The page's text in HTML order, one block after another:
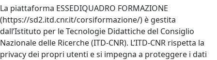
La piattaforma ESSEDIQUADRO FORMAZIONE
(https://sd2.itd.cnr.it/corsiformazione/) è gestita
dall’Istituto per le Tecnologie Didattiche del Consiglio
Nazionale delle Ricerche (ITD-CNR). L’ITD-CNR rispetta la
privacy dei propri utenti e si impegna a proteggere i dati